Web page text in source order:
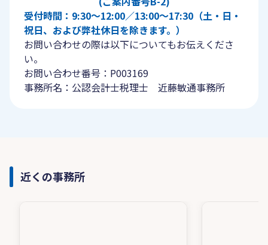
受付時間：9:30〜12:00／13:00〜17:30（土・日・
祝日、および弊社休日を除きます。）
お問い合わせの際は以下についてもお伝えくださ
い。
お問い合わせ番号：P003169
事務所名：公認会計士税理士 近藤敏通事務所
近くの事務所